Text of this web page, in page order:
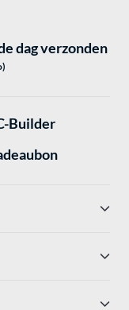
dag verzonden
Builder